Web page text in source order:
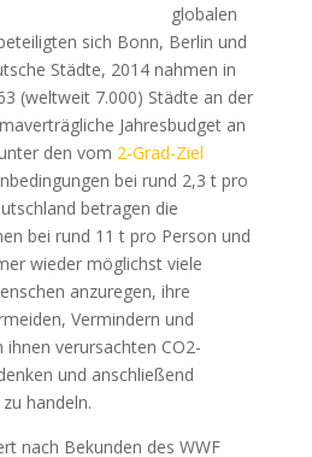
globalen
sich Bonn, Berlin und
Städte, 2014 nahmen in
(weltweit 7.000) Städte an der
Jahresbudget an
den vom 2-Grad-Ziel
bei rund 2,3 t pro
betragen die
bei rund 11 t pro Person und
wieder möglichst viele
anzuregen, ihre
Vermindern und
verursachten CO2-
und anschließend
handeln.
nach Bekunden des WWF